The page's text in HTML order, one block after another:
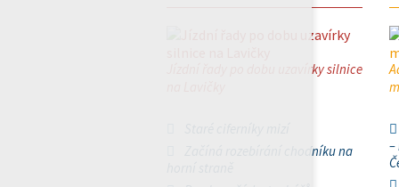
Jízdní řady po dobu uzavírky silnice
Začíná rozebírání chodníku na
–